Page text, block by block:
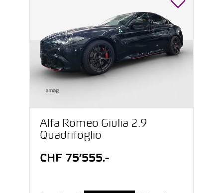
Alfa Romeo Giulia 2.9
Quadrifoglio
CHF 75’555.-